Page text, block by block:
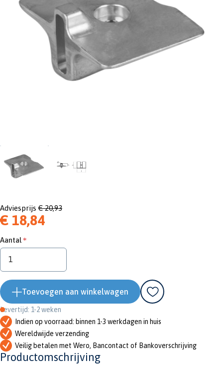
Adviesprijs € 20,93
€ 18,84
Aantal
Toevoegen aan winkelwagen
Levertijd: 1-2 weken
Indien op voorraad: binnen 1-3 werkdagen in huis
Wereldwijde verzending
Veilig betalen met Wero, Bancontact of Bankoverschrijving
Productomschrijving